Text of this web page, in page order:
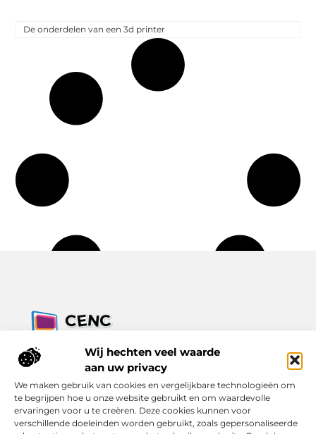
Wij hechten veel waarde
aan uw privacy
We maken gebruik van cookies en vergelijkbare technologieën om
te begrijpen hoe u onze website gebruikt en om waardevolle
ervaringen voor u te creëren. Deze cookies kunnen voor
verschillende doeleinden worden gebruikt, zoals gepersonaliseerde
De onderdelen van een 3d printer
Jouw bron voor inzichten, tips en nieuws uit de digitale
Ontdek alles wat je moet weten over het dagelijks leven, met
een focus op praktische adviezen en actuele trends.
Bericht categorie